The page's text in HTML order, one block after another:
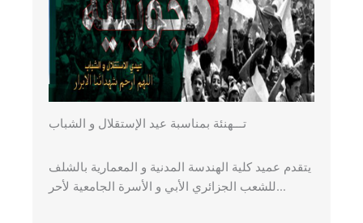
تـــهنئة بمناسبة عيد الإستقلال و الشباب
يتقدم عميد كلية الهندسة المدنية و المعمارية بالشلف
للشعب الجزائري الأبي و الأسرة الجامعية لأحر…